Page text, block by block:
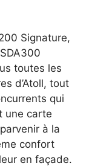
Signature,
toutes les
d’Atoll, tout
qui
une carte
à la
confort
en façade.